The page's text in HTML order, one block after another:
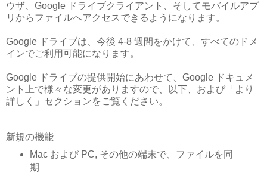
ウザ、Google ドライブクライアント、そしてモバイルアプ
リからファイルへアクセスできるようになります。
Google ドライブは、今後 4-8 週間をかけて、すべてのドメ
インでご利用可能になります。
Google ドライブの提供開始にあわせて、Google ドキュメ
ント上で様々な変更がありますので、以下、および「より
詳しく」セクションをご覧ください。
新規の機能
Mac および PC, その他の端末で、ファイルを同
期